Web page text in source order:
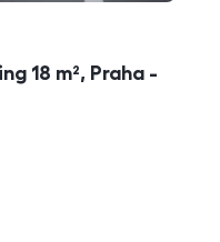
18 m², Praha -